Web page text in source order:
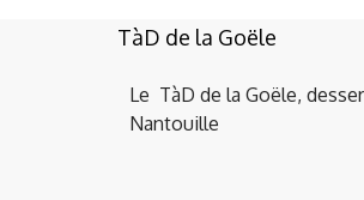
TàD de la Goële
Le TàD de la Goële,
Nantouille